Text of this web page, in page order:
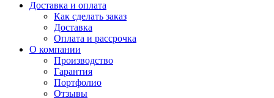
Доставка и оплата
Как сделать заказ
Доставка
Оплата и рассрочка
О компании
Производство
Гарантия
Портфолио
Отзывы